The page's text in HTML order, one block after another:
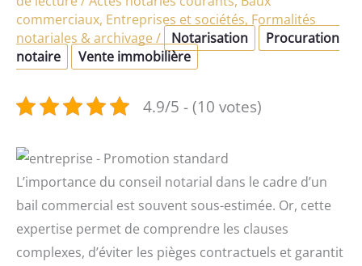
commerciaux, Entreprises et sociétés, Formalités
notariales & archivage/ Notarisation
Procuration
notaire
Vente immobilière
4.9/5 - (10 votes)
L’importance du conseil notarial dans le cadre d’un
bail commercial est souvent sous-estimée. Or, cette
expertise permet de comprendre les clauses
complexes, d’éviter les pièges contractuels et garantit